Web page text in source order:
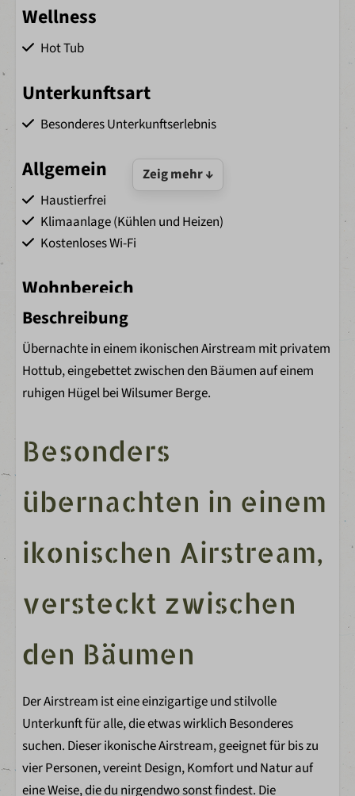
Wellness
Hot Tub
Unterkunftsart
Besonderes Unterkunftserlebnis
Allgemein
Haustierfrei
Klimaanlage (Kühlen und Heizen)
Kostenloses Wi-Fi
Wohnbereich
Essecke
Schlafzimmer
Bettwäsche mit bezogenen Betten bei Ankunft
Bettwäsche inklusive
2 Schlafzimmer
Kopfkissen
Küche
Küchenbereich
Nespresso
Wasserkocher
Besteck
Küchengeräte
Badezimmer
Zeig mehr ↓
Beschreibung
Übernachte in einem ikonischen Airstream mit privatem
Hottub, eingebettet zwischen den Bäumen auf einem
ruhigen Hügel bei Wilsumer Berge.
Besonders
übernachten in einem
ikonischen Airstream,
versteckt zwischen
den Bäumen
Der Airstream ist eine einzigartige und stilvolle
Unterkunft für alle, die etwas wirklich Besonderes
suchen. Dieser ikonische Airstream, geeignet für bis zu
vier Personen, vereint Design, Komfort und Natur auf
eine Weise, die du nirgendwo sonst findest. Die